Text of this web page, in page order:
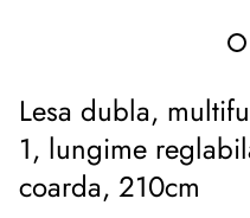
Lesa dubla,
1, lungime
coarda, 210cm